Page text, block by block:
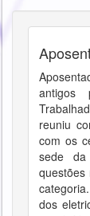
antigos
reuniu
com os
sede
questões
dos